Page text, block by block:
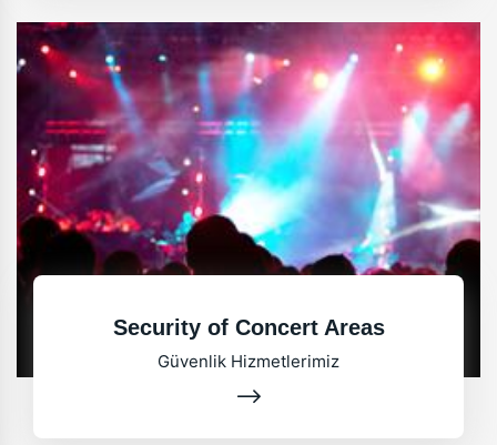
Security of Concert Areas
Güvenlik Hizmetlerimiz